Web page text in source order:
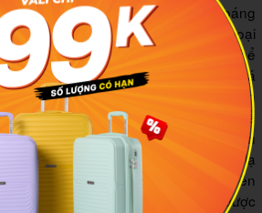
Nhị Đệ, bạn chắc chắn sẽ choáng
món ngon được chế biến từ những loại
thấy nơi miền Tây sông nước. Có thể
cua Cà Mau, tép bạc đất, cá nâu, cá
Tất tần tật những loại hải sản trứ danh
các dòng sông miền Tây đều có thể
hàng sân vườn Nhị Đệ. Tại đây, bạn
vào những trải nghiệm ẩm thực mới lạ
đáo được chế biến từ nguồn nguyên
Các loại hải sản ở đây đều được